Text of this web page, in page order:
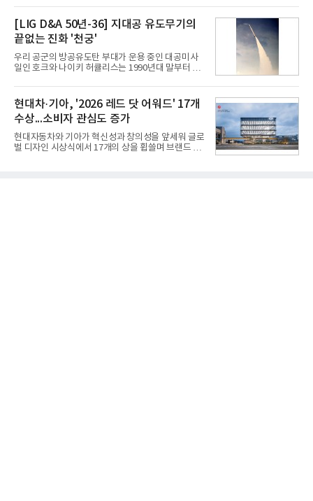
따른 기저효과가 실
인해주는 프로모션이다.대상 제품은 65·77·83형 올
레드, 75·86·100형 마이크로 RGB, 75·86형 미니
RGB 등 거실용 TV로 인기가 높은 베스트셀러 TV 20
개 모델이며, 동시 구독 계약 시 스탠바이미2(모델명
27LX6TPGA) 구독료를 50% 할인 받을 수 있다. 프로
모션 대상 모델과 혜택, 구독료 등 프로모션 세부 사항
은 베스트샵 판매 매니저에게 문의하면 자세히 안내
등으로 이전
[LIG D&A 50년-36] 지대공 유도무기의
끝없는 진화 '천궁'
우리 공군의 방공유도탄 부대가 운용 중인 대공미사
일인 호크와 나이키 허큘리스는 1990년대 말부터 성
기존 미사일체계를 대체할 중고도 및 중거리 대공미
사일을 개발하기로 결정했다.처음 KM-SAM 사업으로
불린 이 사업의 명칭은 호크(Iron Hawk, 철매)를 대체
한다는 의미에서 ‘철매Ⅱ’ 로 정해졌다. 철매Ⅱ 개발
사업은 미사일체계 완성 후인 2011년 ‘천궁(天弓)’으
로 다시 장비명이 바뀌었다. 17개 업체와 관련 기관이
참여한 가운데 LIG 넥스원은 탐색 개발에서 체계개발
현대차·기아, '2026 레드 닷 어워드' 17개
수상...소비자 관심도 증가
현대자동차와 기아가 혁신성과 창의성을 앞세워 글로
벌 디자인 시상식에서 17개의 상을 휩쓸며 브랜드 경